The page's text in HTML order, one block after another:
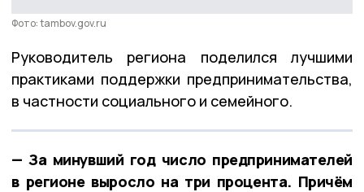
Фото: tambov.gov.ru
Руководитель региона поделился лучшими
практиками поддержки предпринимательства,
в частности социального и семейного.
— За минувший год число предпринимателей
в регионе выросло на три процента. Причём